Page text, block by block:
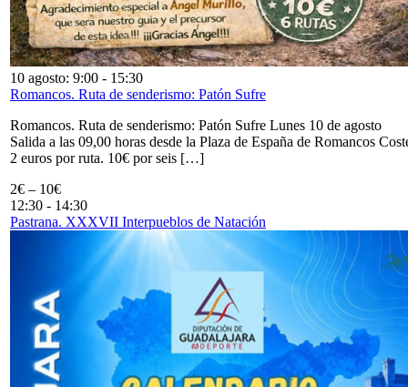
10 agosto: 9:00 - 15:30
Romancos. Ruta de senderismo: Patón Sufre
Romancos. Ruta de senderismo: Patón Sufre Lunes 10 de agosto
Salida a las 09,00 horas desde la Plaza de España de Romancos
2 euros por ruta. 10€ por seis […]
2€ – 10€
12:30 - 14:30
Pastrana. XXXVII Interpueblos de Natación